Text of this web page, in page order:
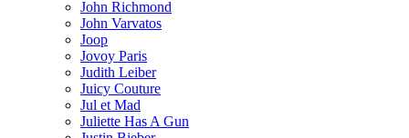
John Richmond
John Varvatos
Joop
Jovoy Paris
Judith Leiber
Juicy Couture
Jul et Mad
Juliette Has A Gun